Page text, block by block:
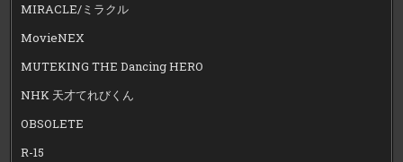
MIRACLE/ミラクル
MovieNEX
MUTEKING THE Dancing HERO
NHK 天才てれびくん
OBSOLETE
R-15